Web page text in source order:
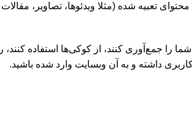
تعبیه شده (مثلا ویدئوها، تصاویر،
را جمع‌آوری کنند، از کوکی‌ها استفاده
داشته و به آن وبسایت وارد شده باشید.